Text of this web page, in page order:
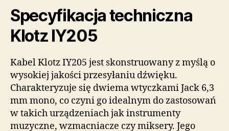
Specyfikacja techniczna
Klotz IY205
Kabel Klotz IY205 jest skonstruowany z myślą o
wysokiej jakości przesyłaniu dźwięku.
Charakteryzuje się dwiema wtyczkami Jack 6,3
mm mono, co czyni go idealnym do zastosowań
w takich urządzeniach jak instrumenty
muzyczne, wzmacniacze czy miksery. Jego